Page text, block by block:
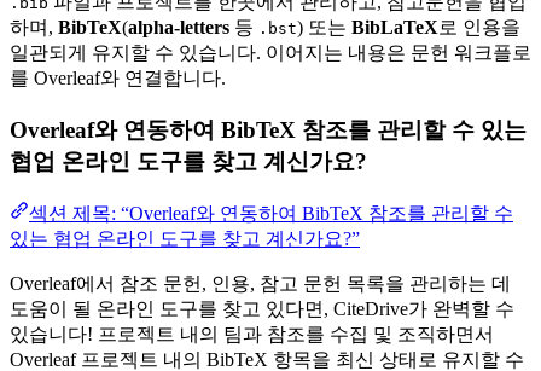
하며, BibTeX(alpha-letters 등 .bst) 또는 BibLaTeX로 인용을
일관되게 유지할 수 있습니다. 이어지는 내용은 문헌 워크플로
를 Overleaf와 연결합니다.
Overleaf와 연동하여 BibTeX 참조를 관리할 수 있는
협업 온라인 도구를 찾고 계신가요?
섹션 제목: “Overleaf와 연동하여 BibTeX 참조를 관리할 수
있는 협업 온라인 도구를 찾고 계신가요?”
Overleaf에서 참조 문헌, 인용, 참고 문헌 목록을 관리하는 데
도움이 될 온라인 도구를 찾고 있다면, CiteDrive가 완벽할 수
있습니다! 프로젝트 내의 팀과 참조를 수집 및 조직하면서
Overleaf 프로젝트 내의 BibTeX 항목을 최신 상태로 유지할 수